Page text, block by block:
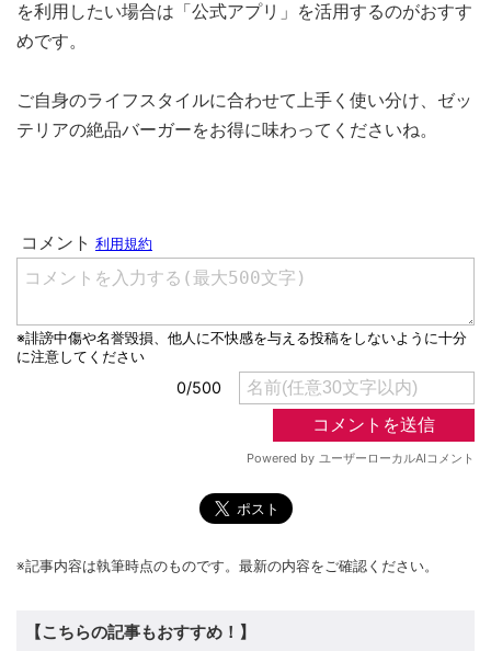
を利用したい場合は「公式アプリ」を活用するのがおすす
めです。
ご自身のライフスタイルに合わせて上手く使い分け、ゼッ
テリアの絶品バーガーをお得に味わってくださいね。
※記事内容は執筆時点のものです。最新の内容をご確認ください。
【こちらの記事もおすすめ！】